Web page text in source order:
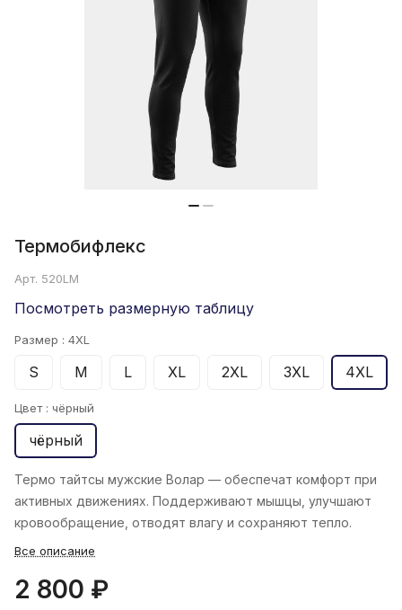
Термобифлекс
Арт. 520LM
Посмотреть размерную таблицу
Размер : 4XL
S M L XL 2XL 3XL 4XL
Цвет : чёрный
чёрный
Термо тайтсы мужские Волар — обеспечат комфорт при
активных движениях. Поддерживают мышцы, улучшают
кровообращение, отводят влагу и сохраняют тепло.
Все описание
2 800 ₽